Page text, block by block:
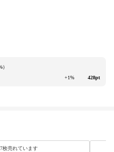
）
+1% 428pt
枚売れています